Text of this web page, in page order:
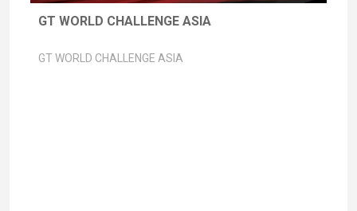
GT WORLD CHALLENGE ASIA
GT WORLD CHALLENGE ASIA